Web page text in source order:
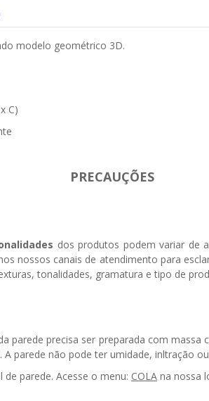
modelo geométrico 3D.
C)
PRECAUÇÕES
dos produtos podem variar de
nossos canais de atendimento para
tonalidades, gramatura e tipo de
parede precisa ser preparada com massa
parede não pode ter umidade, infiltração
de parede. Acesse o menu: COLA na nossa